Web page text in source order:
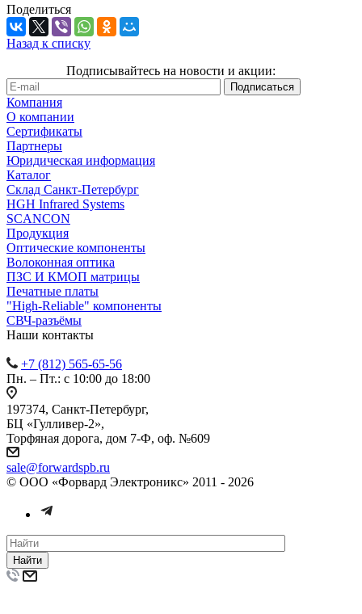
Поделиться
Назад к списку
Подписывайтесь на новости и акции:
Компания
О компании
Сертификаты
Партнеры
Юридическая информация
Каталог
Cклад Санкт-Петербург
HGH Infrared Systems
SCANCON
Продукция
Оптические компоненты
Волоконная оптика
ПЗС И КМОП матрицы
Печатные платы
"High-Reliable" компоненты
СВЧ-разъёмы
Наши контакты
+7 (812) 565-65-56
Пн. – Пт.: с 10:00 до 18:00
197374, Санкт-Петербург,
БЦ «Гулливер-2»,
Торфяная дорога, дом 7-Ф, оф. №609
sale@forwardspb.ru
© ООО «Форвард Электроникс» 2011 - 2026
Найти